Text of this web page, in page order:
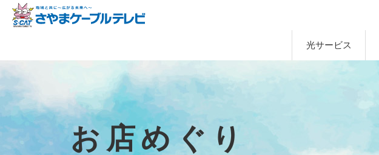
本
キ
ッ
テレビ
光サービス
お店めぐり